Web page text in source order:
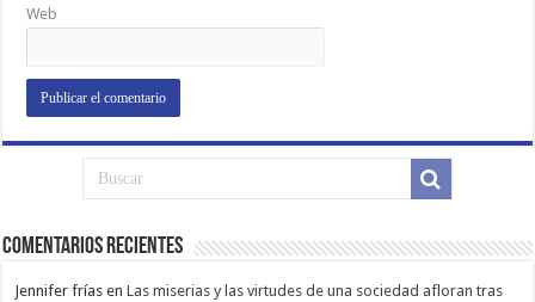
Web
Comentarios Recientes
Jennifer frías enLas miserias y las virtudes de una sociedad afloran tras